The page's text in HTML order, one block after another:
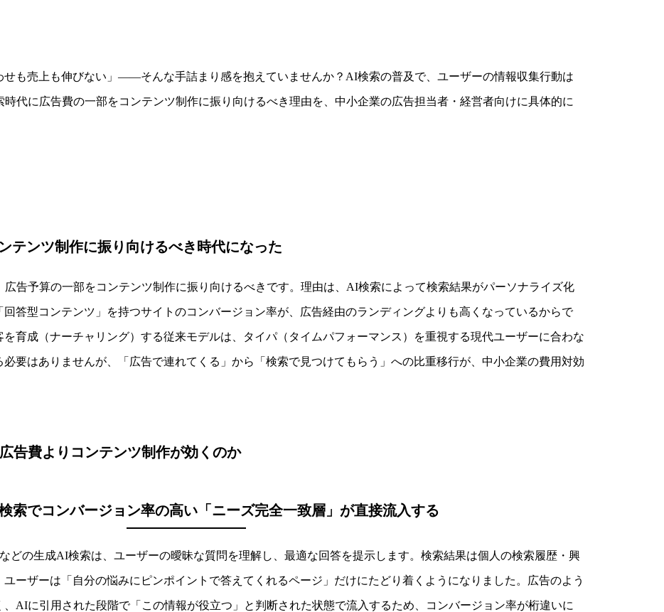
せも売上も伸びない」——そんな手詰まり感を抱えていませんか？AI検索の普及で、ユーザーの情報収集行動は
代に広告費の一部をコンテンツ制作に振り向けるべき理由を、中小企業の広告担当者・経営者向けに具体的に
テンツ制作に振り向けるべき時代になった
告予算の一部をコンテンツ制作に振り向けるべきです。理由は、AI検索によって検索結果がパーソナライズ化
答型コンテンツ」を持つサイトのコンバージョン率が、広告経由のランディングよりも高くなっているからで
育成（ナーチャリング）する従来モデルは、タイパ（タイムパフォーマンス）を重視する現代ユーザーに合わな
要はありませんが、「広告で連れてくる」から「検索で見つけてもらう」への比重移行が、中小企業の費用対効
告費よりコンテンツ制作が効くのか
索でコンバージョン率の高い「ニーズ完全一致層」が直接流入する
などの生成AI検索は、ユーザーの曖昧な質問を理解し、最適な回答を提示します。検索結果は個人の検索履歴・興
ーザーは「自分の悩みにピンポイントで答えてくれるページ」だけにたどり着くようになりました。広告のよう
AIに引用された段階で「この情報が役立つ」と判断された状態で流入するため、コンバージョン率が桁違いに